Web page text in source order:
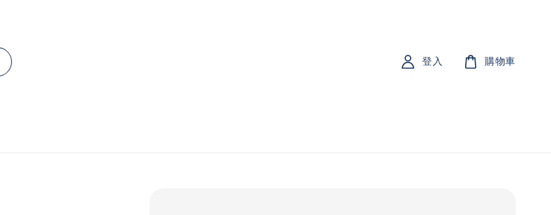
登入 購物車